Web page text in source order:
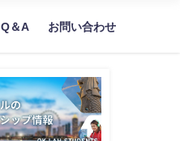
Q＆A お問い合わせ